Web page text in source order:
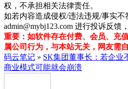
权，不承担相关法律责任。
如若内容造成侵权/违法违规/事实
admin@mybj123.com 进行投诉反馈
重要：如软件存在付费、会员、充
属公司行为，与本站无关，网友需
码云笔记 » SK集团董事长：若企
商业模式可能就会崩溃